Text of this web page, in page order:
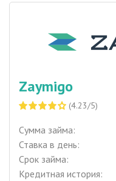
Zaymigo
(4.23/5)
Сумма займа:
Ставка в день:
Срок займа:
Кредитная история: